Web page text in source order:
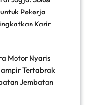
Pekerja
Karir
Motor Nyaris
Tertabrak
Jembatan